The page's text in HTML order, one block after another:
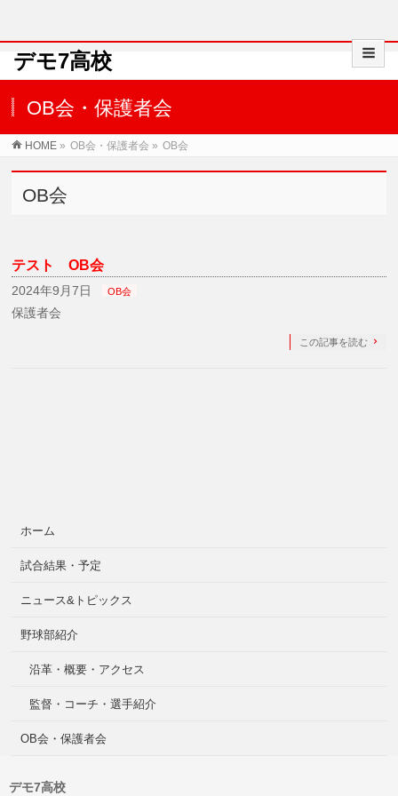
デモ7高校
OB会・保護者会
HOME » OB会・保護者会 » OB会
OB会
テスト OB会
2024年9月7日 OB会
保護者会
この記事を読む
ホーム
試合結果・予定
ニュース&トピックス
野球部紹介
沿革・概要・アクセス
監督・コーチ・選手紹介
OB会・保護者会
デモ7高校